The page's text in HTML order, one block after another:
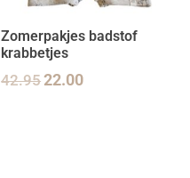
Zomerpakjes badstof
krabbetjes
42.9522.00